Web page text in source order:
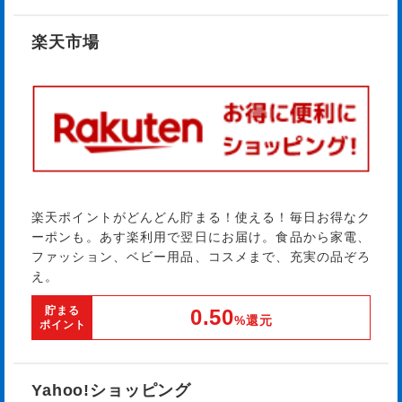
楽天市場
楽天ポイントがどんどん貯まる！使える！毎日お得なク
ーポンも。あす楽利用で翌日にお届け。食品から家電、
ファッション、ベビー用品、コスメまで、充実の品ぞろ
え。
貯まる
ポイント
0.50%還元
Yahoo!ショッピング